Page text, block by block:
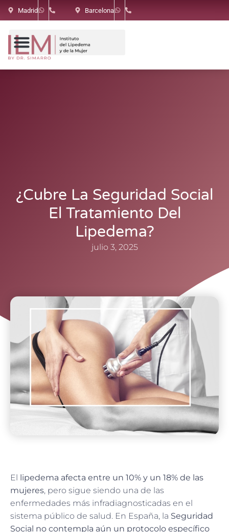
Madrid Barcelona
¿Cubre La Seguridad Social
El Tratamiento Del
Lipedema?
julio 3, 2025
El
lipedema afecta entre un 10% y un 18% de las
mujeres, pero sigue siendo una de las
enfermedades más infradiagnosticadas en el
sistema público de salud. En España, la Seguridad
Social no contempla aún un protocolo específico